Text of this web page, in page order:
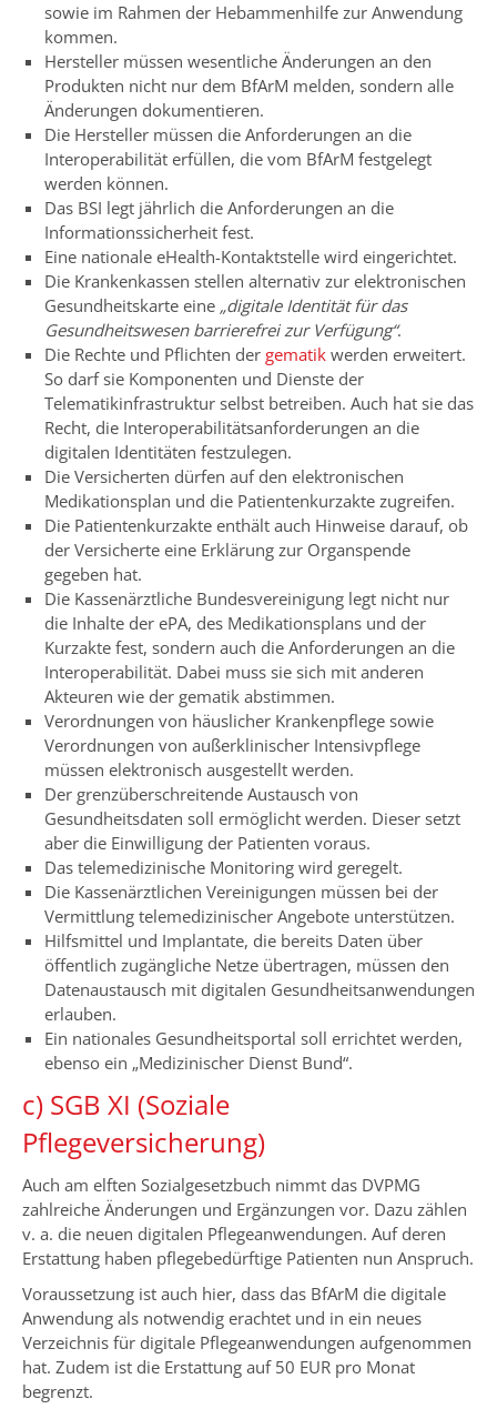
sowie im Rahmen der Hebammenhilfe zur Anwendung
kommen.
Hersteller müssen wesentliche Änderungen an den
Produkten nicht nur dem BfArM melden, sondern alle
Änderungen dokumentieren.
Die Hersteller müssen die Anforderungen an die
Interoperabilität erfüllen, die vom BfArM festgelegt
werden können.
Das BSI legt jährlich die Anforderungen an die
Informationssicherheit fest.
Eine nationale eHealth-Kontaktstelle wird eingerichtet.
Die Krankenkassen stellen alternativ zur elektronischen
Gesundheitskarte eine „digitale Identität für das
Gesundheitswesen barrierefrei zur Verfügung“.
Die Rechte und Pflichten der gematik werden erweitert.
So darf sie Komponenten und Dienste der
Telematikinfrastruktur selbst betreiben. Auch hat sie das
Recht, die Interoperabilitätsanforderungen an die
digitalen Identitäten festzulegen.
Die Versicherten dürfen auf den elektronischen
Medikationsplan und die Patientenkurzakte zugreifen.
Die Patientenkurzakte enthält auch Hinweise darauf, ob
der Versicherte eine Erklärung zur Organspende
gegeben hat.
Die Kassenärztliche Bundesvereinigung legt nicht nur
die Inhalte der ePA, des Medikationsplans und der
Kurzakte fest, sondern auch die Anforderungen an die
Interoperabilität. Dabei muss sie sich mit anderen
Akteuren wie der gematik abstimmen.
Verordnungen von häuslicher Krankenpflege sowie
Verordnungen von außerklinischer Intensivpflege
müssen elektronisch ausgestellt werden.
Der grenzüberschreitende Austausch von
Gesundheitsdaten soll ermöglicht werden. Dieser setzt
aber die Einwilligung der Patienten voraus.
Das telemedizinische Monitoring wird geregelt.
Die Kassenärztlichen Vereinigungen müssen bei der
Vermittlung telemedizinischer Angebote unterstützen.
Hilfsmittel und Implantate, die bereits Daten über
öffentlich zugängliche Netze übertragen, müssen den
Datenaustausch mit digitalen Gesundheitsanwendungen
erlauben.
Ein nationales Gesundheitsportal soll errichtet werden,
ebenso ein „Medizinischer Dienst Bund“.
c) SGB XI (Soziale
Pflegeversicherung)
Auch am elften Sozialgesetzbuch nimmt das DVPMG
zahlreiche Änderungen und Ergänzungen vor. Dazu zählen
v. a. die neuen digitalen Pflegeanwendungen. Auf deren
Erstattung haben pflegebedürftige Patienten nun Anspruch.
Voraussetzung ist auch hier, dass das BfArM die digitale
Anwendung als notwendig erachtet und in ein neues
Verzeichnis für digitale Pflegeanwendungen aufgenommen
hat. Zudem ist die Erstattung auf 50 EUR pro Monat
begrenzt.